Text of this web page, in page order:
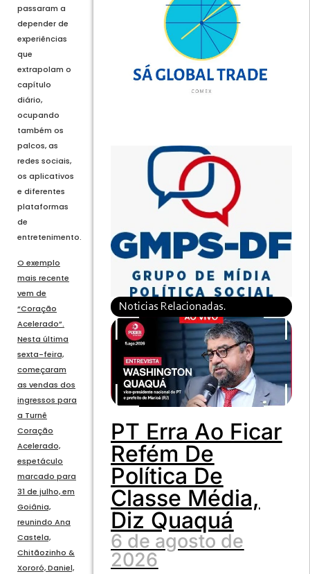
passaram a
depender de
experiências
que
extrapolam o
capítulo
diário,
ocupando
também os
palcos, as
redes sociais,
os aplicativos
e diferentes
plataformas
de
entretenimento.
O exemplo
mais recente
vem de
“Coração
Acelerado”.
Nesta última
sexta-feira,
começaram
as vendas dos
ingressos para
a Turnê
Coração
Acelerado,
espetáculo
marcado para
31 de julho, em
Goiânia,
reunindo Ana
Castela,
Chitãozinho &
Xororó, Daniel,
Noticias Relacionadas.
PT Erra Ao Ficar
Refém De
Política De
Classe Média,
Diz Quaquá
6 de agosto de
2026